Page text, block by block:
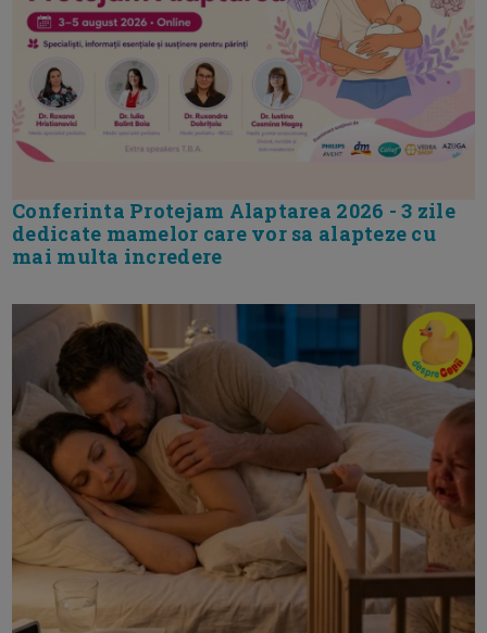
Conferinta Protejam Alaptarea 2026 - 3 zile
dedicate mamelor care vor sa alapteze cu
mai multa incredere